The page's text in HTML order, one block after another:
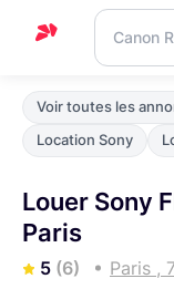
Accueil
Support
Nous
contacter
Voir toutes les
Location Sony
Louer Sony
Paris
5 (6) Paris ,